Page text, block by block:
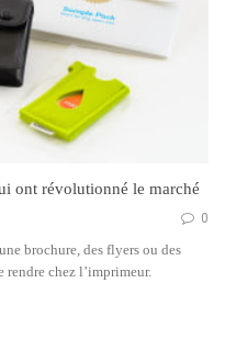
ont révolutionné le marché
0
brochure, des flyers ou des
rendre chez l’imprimeur.